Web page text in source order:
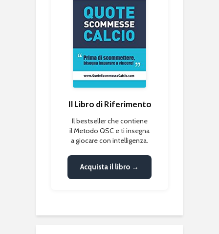
Il Libro di Riferimento
Il bestseller che contiene
il Metodo QSC e ti insegna
a giocare con intelligenza.
Acquista il libro →